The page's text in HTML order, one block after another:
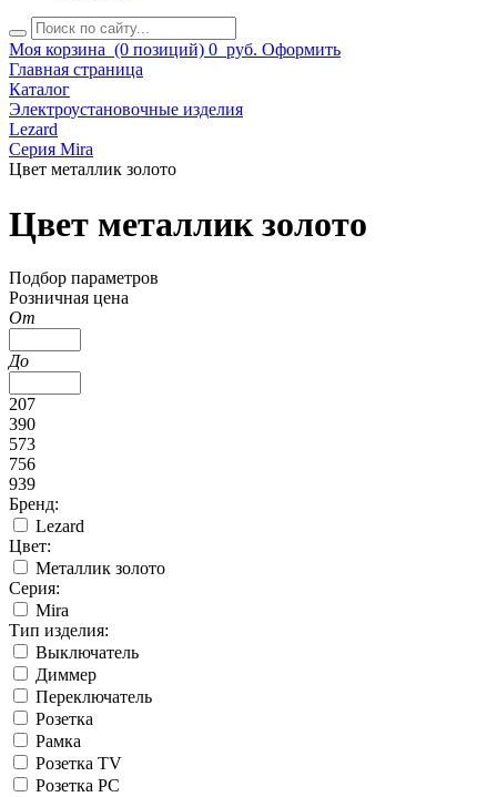
Моя корзина (0 позиций) 0 руб. Оформить
Главная страница
Каталог
Электроустановочные изделия
Lezard
Серия Mira
Цвет металлик золото
Цвет металлик золото
Подбор параметров
Розничная цена
От
До
207
390
573
756
939
Бренд:
Lezard
Цвет:
Металлик золото
Серия:
Mira
Тип изделия:
Выключатель
Диммер
Переключатель
Розетка
Рамка
Розетка TV
Розетка PC